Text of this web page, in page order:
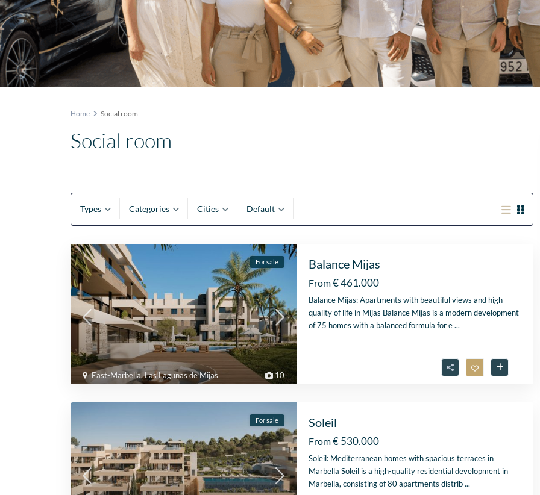
Home Social room
Social room
Types Categories Cities Default
10
East-Marbella,Las Lagunas de Mijas
For sale Balance Mijas
From€ 461.000
Balance Mijas: Apartments with beautiful views and high
quality of life in Mijas Balance Mijas is a modern development
of 75 homes with a balanced formula for e...
For sale Soleil
From€ 530.000
Soleil: Mediterranean homes with spacious terraces in
Marbella Soleil is a high-quality residential development in
Marbella, consisting of 80 apartments distrib...
begeleiding
Zeer goede service en
uitstekende